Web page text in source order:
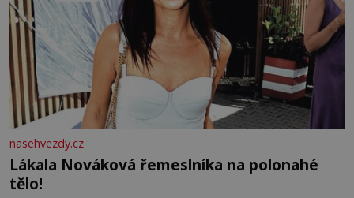
nasehvezdy.cz
Lákala Nováková řemeslníka na polonahé
tělo!